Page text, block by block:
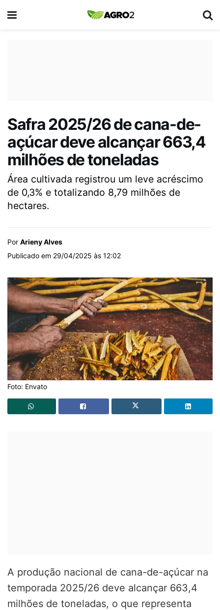
Safra 2025/26 de cana-de-
açúcar deve alcançar 663,4
milhões de toneladas
Área cultivada registrou um leve acréscimo
de 0,3% e totalizando 8,79 milhões de
hectares.
Por Arieny Alves
Publicado em 29/04/2025 às 12:02
Foto: Envato
A produção nacional de cana-de-açúcar na
temporada 2025/26 deve alcançar 663,4
milhões de toneladas, o que representa